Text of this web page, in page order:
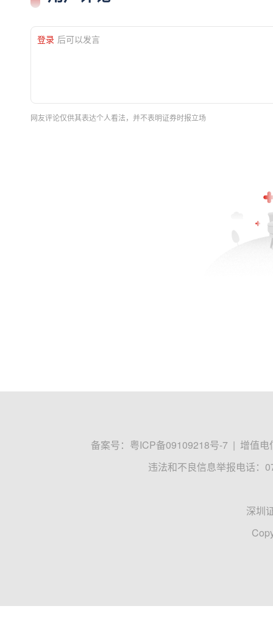
登录 后可以发言
网友评论仅供其表达个人看法，并不表明证券时报立场
备案号： 粤ICP备09109218号-7 | 增值电
违法和不良信息举报电话：
深圳